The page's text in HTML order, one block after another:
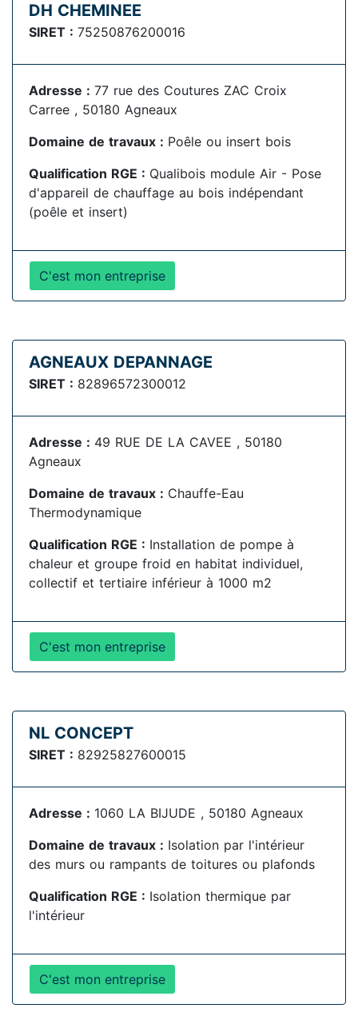
DH CHEMINEE
SIRET : 75250876200016
Adresse : 77 rue des Coutures ZAC Croix
Carree , 50180 Agneaux
Domaine de travaux : Poêle ou insert bois
Qualification RGE : Qualibois module Air - Pose
d'appareil de chauffage au bois indépendant
(poêle et insert)
C'est mon entreprise
AGNEAUX DEPANNAGE
SIRET : 82896572300012
Adresse : 49 RUE DE LA CAVEE , 50180
Agneaux
Domaine de travaux : Chauffe-Eau
Thermodynamique
Qualification RGE : Installation de pompe à
chaleur et groupe froid en habitat individuel,
collectif et tertiaire inférieur à 1000 m2
C'est mon entreprise
NL CONCEPT
SIRET : 82925827600015
Adresse : 1060 LA BIJUDE , 50180 Agneaux
Domaine de travaux : Isolation par l'intérieur
des murs ou rampants de toitures ou plafonds
Qualification RGE : Isolation thermique par
l'intérieur
C'est mon entreprise